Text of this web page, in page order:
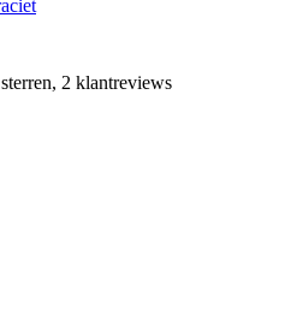
2 klantreviews